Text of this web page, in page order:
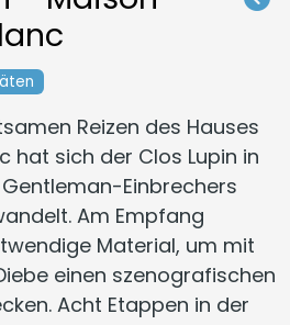
Reizen des Hauses
hat sich der Clos Lupin in
Einbrechers
Am Empfang
Material, um mit
einen szenografischen
Acht Etappen in der